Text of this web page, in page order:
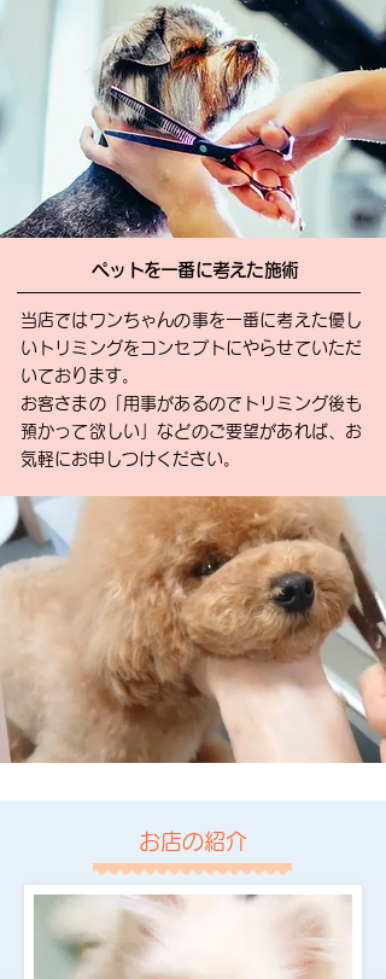
ペットを一番に考えた施術
当店ではワンちゃんの事を一番に考えた優し
いトリミングをコンセプトにやらせていただ
いております。
お客さまの「用事があるのでトリミング後も
預かって欲しい」などのご要望があれば、お
気軽にお申しつけください。
​お店の紹介